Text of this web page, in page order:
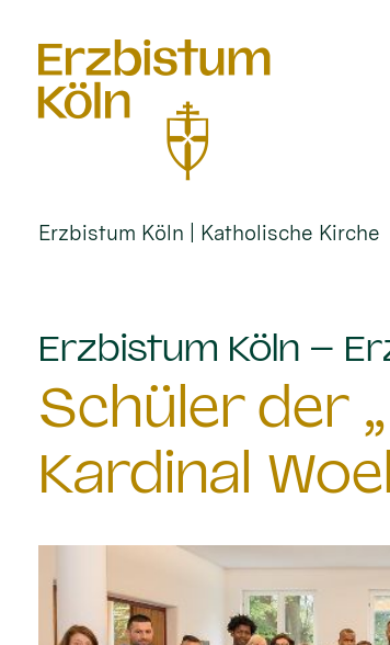
Erzbistum Köln | Katholische Kirche
Erzbistum Köln –
Schüler der
Kardinal